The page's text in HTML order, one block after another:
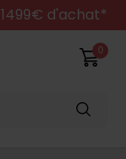
d'achat*
0